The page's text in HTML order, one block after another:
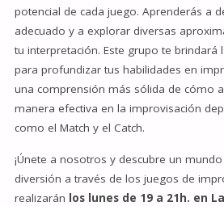
potencial de cada juego. Aprenderás a
adecuado y a explorar diversas
tu interpretación. Este grupo te
para profundizar tus habilidades en
una comprensión más sólida de cómo
manera efectiva en la improvisación
como el Match y el Catch.
¡Únete a nosotros y descubre un
diversión a través de los juegos de
realizarán los lunes de 19 a 21h. en